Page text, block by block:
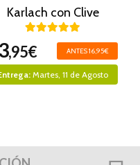
Karlach con Clive
,95€ ANTES 16,95€
Martes, 11 de Agosto